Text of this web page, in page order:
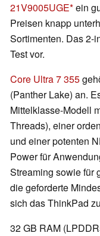
21V9005UGE ein
Preisen knapp
Sortimenten. Das 2-
Test vor.
Core Ultra 7 355
(Panther Lake) an.
Mittelklasse-Modell
Threads), einer
und einer potenten
Power für
Streaming sowie für
die geforderte
sich das ThinkPad
32 GB RAM